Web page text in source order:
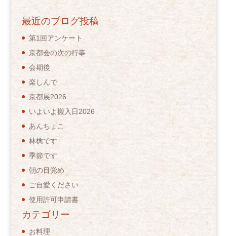
最近のブログ投稿
第1回アンケート
京都会の次の行事
会期後
楽しんで
京都展2026
いよいよ搬入日2026
あんちょこ
林檎です
季節です
朝の目覚め
ご自愛ください
使用許可申請書
カテゴリー
お料理